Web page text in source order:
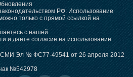
РФ. Использование
только с прямой ссылкой на
с нашей
и даете согласие на использование
СМИ Эл № ФС77-49541 от 26 апреля 2012
№542978